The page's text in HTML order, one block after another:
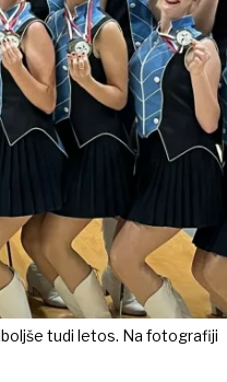
tudi letos. Na fotografiji